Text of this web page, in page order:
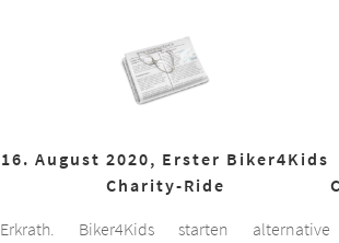
16. August 2020, Erster Biker4Kids
Charity-Ride
Erkrath. Biker4Kids starten alternative